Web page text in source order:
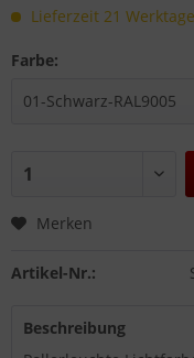
Lieferzeit 21 Werktage
Farbe:
Merken
Artikel-Nr.:
Beschreibung